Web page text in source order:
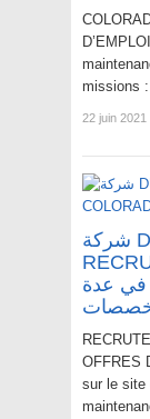
missions
22 juin 2021
شركة DUMEZ MAROC
في عدة
OFFRES
sur le site